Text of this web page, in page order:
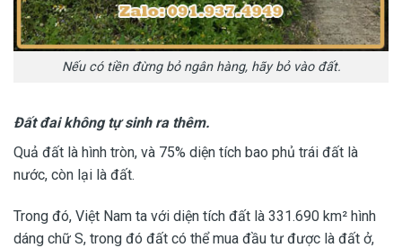
Nếu có tiền đừng bỏ ngân hàng, hãy bỏ vào đất.
Đất đai không tự sinh ra thêm.
Quả đất là hình tròn, và 75% diện tích bao phủ trái đất là
nước, còn lại là đất.
Trong đó, Việt Nam ta với diện tích đất là 331.690 km² hình
dáng chữ S, trong đó đất có thể mua đầu tư được là đất ở,